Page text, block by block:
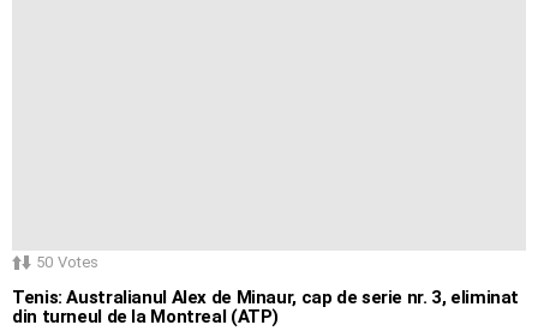
50 Votes
Tenis: Australianul Alex de Minaur, cap de serie nr. 3, eliminat
din turneul de la Montreal (ATP)